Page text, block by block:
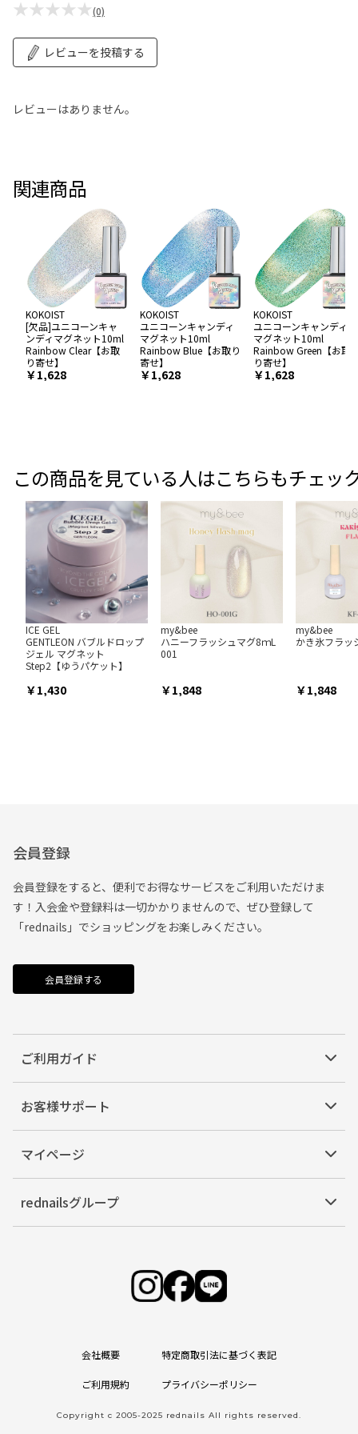
★★★★★(0)
レビューを投稿する
レビューはありません。
関連商品
KOKOIST
[欠品]ユニコーンキャ
ンディマグネット10ml
Rainbow Clear【お取
り寄せ】
￥1,628
KOKOIST
ユニコーンキャンディ
マグネット10ml
Rainbow Blue【お取り
寄せ】
￥1,628
KOKOIST
ユニコーンキャンディ
マグネット10ml
Rainbow Green【お取
り寄せ】
￥1,628
この商品を見ている人はこちらもチェッ
ICE GEL
GENTLEON バブルドロップ
ジェル マグネット
Step2【ゆうパケット】
1,430
my&bee
ハニーフラッシュマグ8ｍL
001
1,848
my&bee
かき氷フラッ
1,848
会員登録
会員登録をすると、便利でお得なサービスをご利用いただけま
す！入会金や登録料は一切かかりませんので、ぜひ登録して
「rednails」でショッピングをお楽しみください。
会員登録する
ご利用ガイド
お客様サポート
マイページ
rednailsグループ
会社概要 特定商取引法に基づく表記
ご利用規約 プライバシーポリシー
Copyright c 2005-2025 rednails All rights reserved.